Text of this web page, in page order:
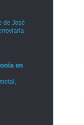
de José
en